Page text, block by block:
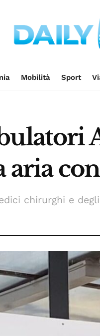
Mobilità Sport
aria
chirurghi e